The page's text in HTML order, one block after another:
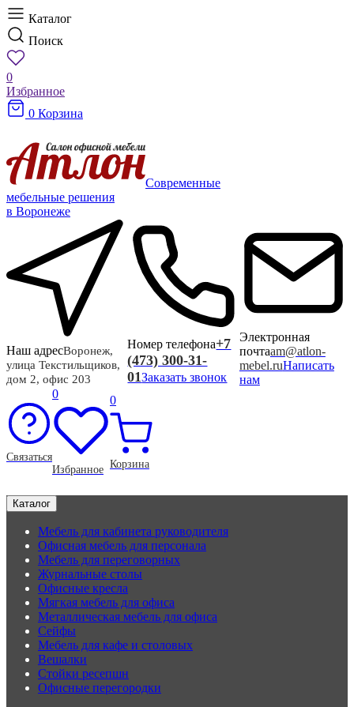
Каталог
Поиск
0
Избранное
0 Корзина
Современные
мебельные решения
в Воронеже
Наш адресВоронеж,
улица Текстильщиков,
дом 2, офис 203
Номер телефона+7
(473) 300-31-
01Заказать звонок
Электронная
почтаam@atlon-
mebel.ruНаписать
нам
Связаться
0
Избранное
0
Корзина
Каталог
Мебель для кабинета руководителя
Офисная мебель для персонала
Мебель для переговорных
Журнальные столы
Офисные кресла
Мягкая мебель для офиса
Металлическая мебель для офиса
Сейфы
Мебель для кафе и столовых
Вешалки
Стойки ресепшн
Офисные перегородки